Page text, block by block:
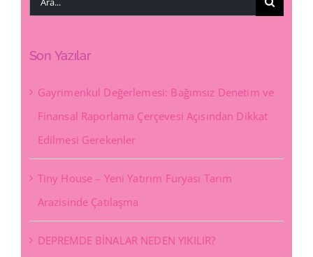
Son Yazılar
Gayrimenkul Değerlemesi: Bağımsız Denetim ve
Finansal Raporlama Çerçevesi Açısından Dikkat
Edilmesi Gerekenler
Tiny House – Yeni Yatırım Furyası Tarım
Arazisinde Çatılaşma
DEPREMDE BİNALAR NEDEN YIKILIR?